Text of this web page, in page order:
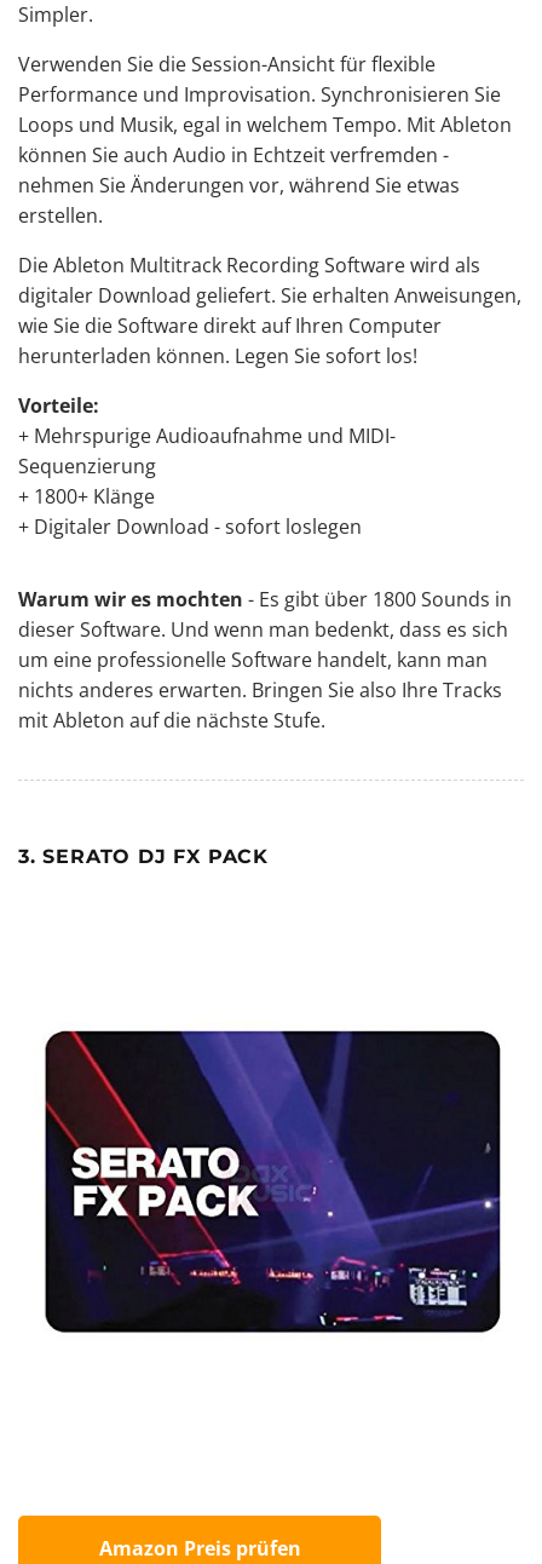
Simpler.
Verwenden Sie die Session-Ansicht für flexible
Performance und Improvisation. Synchronisieren Sie
Loops und Musik, egal in welchem Tempo. Mit Ableton
können Sie auch Audio in Echtzeit verfremden -
nehmen Sie Änderungen vor, während Sie etwas
erstellen.
Die Ableton Multitrack Recording Software wird als
digitaler Download geliefert. Sie erhalten Anweisungen,
wie Sie die Software direkt auf Ihren Computer
herunterladen können. Legen Sie sofort los!
Vorteile:
+ Mehrspurige Audioaufnahme und MIDI-
Sequenzierung
+ 1800+ Klänge
+ Digitaler Download - sofort loslegen
Warum wir es mochten - Es gibt über 1800 Sounds in
dieser Software. Und wenn man bedenkt, dass es sich
um eine professionelle Software handelt, kann man
nichts anderes erwarten. Bringen Sie also Ihre Tracks
mit Ableton auf die nächste Stufe.
3. SERATO DJ FX PACK
Amazon Preis prüfen